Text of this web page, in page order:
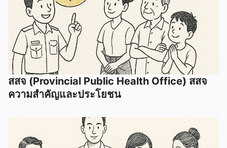
สสจ (Provincial Public Health Office) สสจ
ความสำคัญและประโยชน